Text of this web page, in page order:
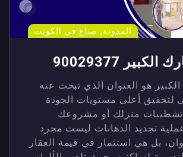
المدونة,صباغ في الكويت
90029377
هو العنوان الذي تبحث عنه
لتحقيق أعلى مستويات الجودة
منزلك أو مشروعك
تجديد الدهانات ليست مجرد
بل هي استثمار في قيمة العقار